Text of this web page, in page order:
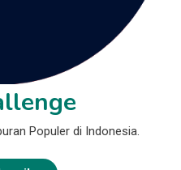
Populer di Indonesia.